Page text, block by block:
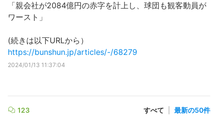
「親会社が2084億円の赤字を計上し、球団も観客動員が
ワースト」
(続きは以下URLから）
https://bunshun.jp/articles/-/68279
2024/01/13 11:37:04
123 すべて 最新の50件